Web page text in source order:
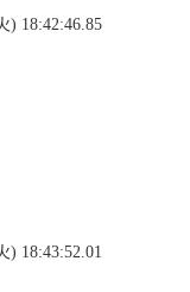
) 18:42:46.85
) 18:43:52.01